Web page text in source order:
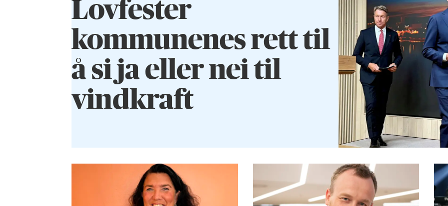
Lovfester
kommunenes rett til
å si ja eller nei til
vindkraft